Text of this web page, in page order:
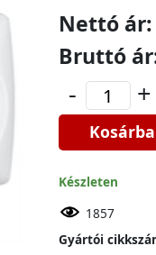
Nettó ár:
Bruttó
- +
Kosárba
Készleten
1857
Gyártói